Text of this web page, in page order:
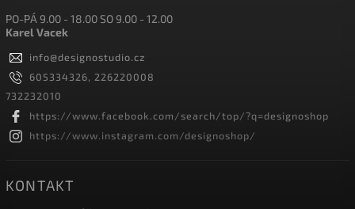
PO-PÁ 9.00 - 18.00 SO 9.00 - 12.00
Karel Vacek
info@designostudio.cz
605334326, 226220008
732232010
https://www.facebook.com/search/top/?q=designoshop
https://www.instagram.com/designoshop/
KONTAKT